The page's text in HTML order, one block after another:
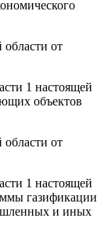
от
1 настоящей
объектов
от
1 настоящей
газификации
и иных